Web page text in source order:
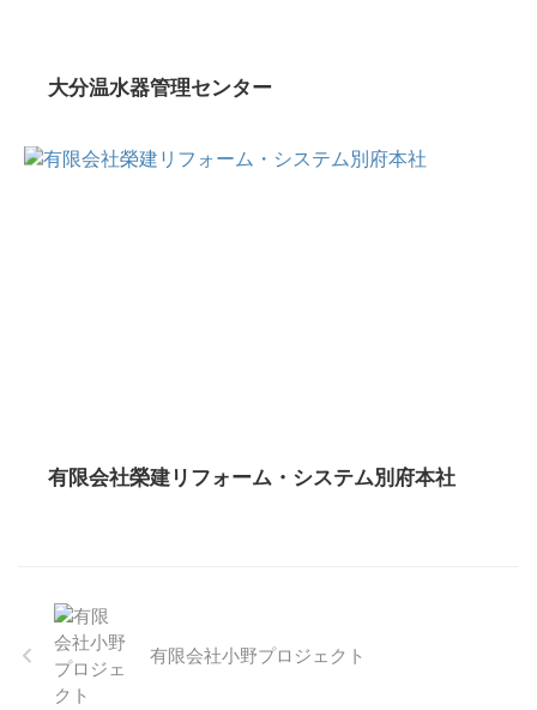
大分温水器管理センター
有限会社榮建リフォーム・システム別府本社
有限会社小野プロジェクト